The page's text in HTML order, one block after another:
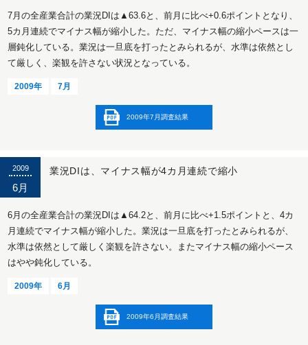
7月の全産業合計の業況DIは▲63.6と、前月に比べ+0.6ポイントとなり、
5カ月連続でマイナス幅が縮小した。ただ、マイナス幅の縮小ペースは一
層鈍化している。業況は一旦底を打ったとみられるが、水準は依然とし
て厳しく、楽観を許さない状況となっている。
2009年 7月
2009年7月調査結果
2009
6月
業況DIは、マイナス幅が4カ月連続で縮小
6月の全産業合計の業況DIは▲64.2と、前月に比べ+1.5ポイントと、4カ
月連続でマイナス幅が縮小した。業況は一旦底を打ったとみられるが、
水準は依然として厳しく楽観を許さない。またマイナス幅の縮小ペース
はやや鈍化している。
2009年 6月
2009年6月調査結果